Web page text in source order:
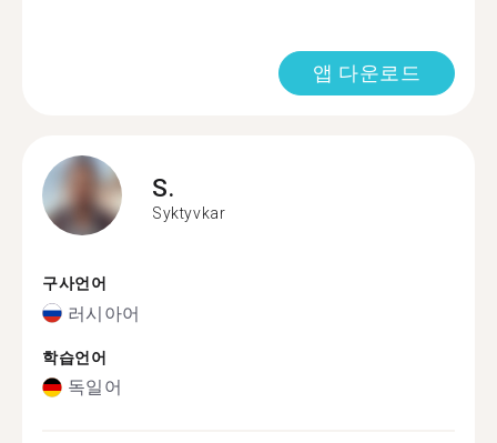
앱 다운로드
S.
Syktyvkar
구사언어
러시아어
학습언어
독일어